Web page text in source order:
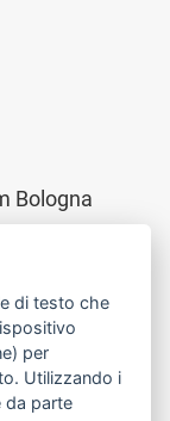
Bologna
giorni festivi
di testo che
per
Utilizzando i
da parte